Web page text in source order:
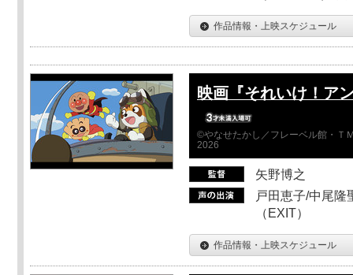
作品情報・上映スケジュール
映画『それいけ！ア
©やなせたかし／フレーベル館・Ｔ
2026
矢野博之
戸田恵子/中尾隆
（EXIT）
作品情報・上映スケジュール